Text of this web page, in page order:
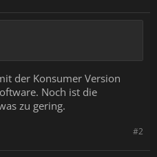
der Konsumer Version
Noch ist die
zu gering.
#2